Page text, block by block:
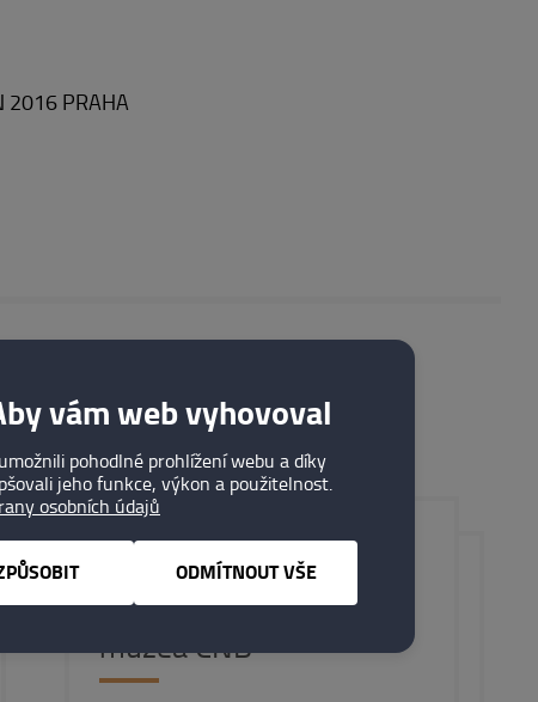
2016 PRAHA
dále
07. 07. 2026
Pozvánka na prohlídku
muzea ČNB
vám web vyhovoval
pohodlné prohlížení webu a díky
jeho funkce, výkon a použitelnost.
osobních údajů
ODMÍTNOUT VŠE